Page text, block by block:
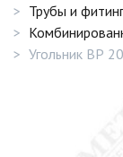
Трубы и
Угольник ВР